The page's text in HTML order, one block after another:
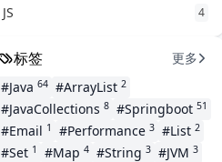
JS 4
标签
更多
#Java 64 #ArrayList 2
#JavaCollections 8 #Springboot 51
#Email 1 #Performance 3 #List 2
#Set 1 #Map 4 #String 3 #JVM 3